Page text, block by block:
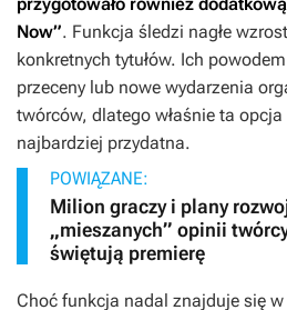
Now”. Funkcja śledzi nagłe
konkretnych tytułów. Ich
przeceny lub nowe wydarzenia
twórców, dlatego właśnie ta
najbardziej przydatna.
POWIĄZANE:
Milion graczy i plany
„mieszanych” opinii
świętują premierę
Choć funkcja nadal znajduje się